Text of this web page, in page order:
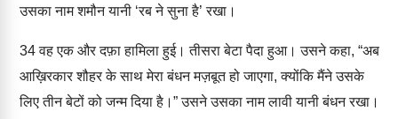
उसका नाम शमौन यानी ‘रब ने सुना है’ रखा।
34वह एक और दफ़ा हामिला हुई। तीसरा बेटा पैदा हुआ। उसने कहा, “अब
आख़िरकार शौहर के साथ मेरा बंधन मज़बूत हो जाएगा, क्योंकि मैंने उसके
लिए तीन बेटों को जन्म दिया है।” उसने उसका नाम लावी यानी बंधन रखा।